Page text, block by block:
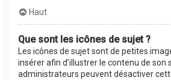
Haut
Que sont les icônes de sujet ?
Les icônes de sujet sont de petites
insérer afin d’illustrer le contenu de son
administrateurs peuvent désactiver